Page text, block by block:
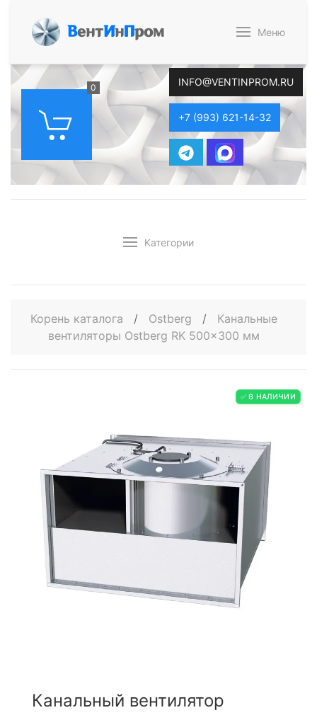
ВентИнПром Меню
0 INFO@VENTINPROM.RU
+7 (993) 621-14-32
Категории
Корень каталога / Ostberg /
Канальные
вентиляторы Ostberg RK 500x300 мм
✅ В НАЛИЧИИ
Канальный вентилятор